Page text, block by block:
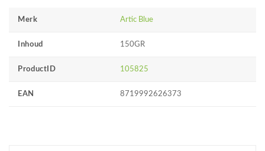
Merk Artic Blue
Inhoud 150GR
ProductID 105825
EAN 8719992626373